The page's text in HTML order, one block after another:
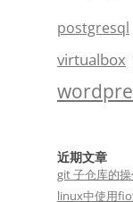
postgresql
virtualbox
近期文章
git 子仓库的
linux中使用